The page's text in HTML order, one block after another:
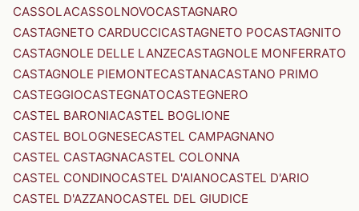
CASSOLACASSOLNOVOCASTAGNARO
CASTAGNETO CARDUCCICASTAGNETO POCASTAGNITO
CASTAGNOLE DELLE LANZECASTAGNOLE MONFERRATO
CASTAGNOLE PIEMONTECASTANACASTANO PRIMO
CASTEGGIOCASTEGNATOCASTEGNERO
CASTEL BARONIACASTEL BOGLIONE
CASTEL BOLOGNESECASTEL CAMPAGNANO
CASTEL CASTAGNACASTEL COLONNA
CASTEL CONDINOCASTEL D'AIANOCASTEL D'ARIO
CASTEL D'AZZANOCASTEL DEL GIUDICE